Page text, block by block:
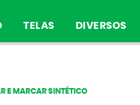
TELAS DIVERSOS
E MARCAR SINTÉTICO